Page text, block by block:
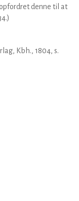
denne til at
Kbh., 1804, s.